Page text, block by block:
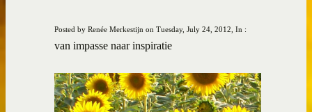
Posted by Renée Merkestijn on Tuesday, July 24, 2012, In :
van impasse naar inspiratie